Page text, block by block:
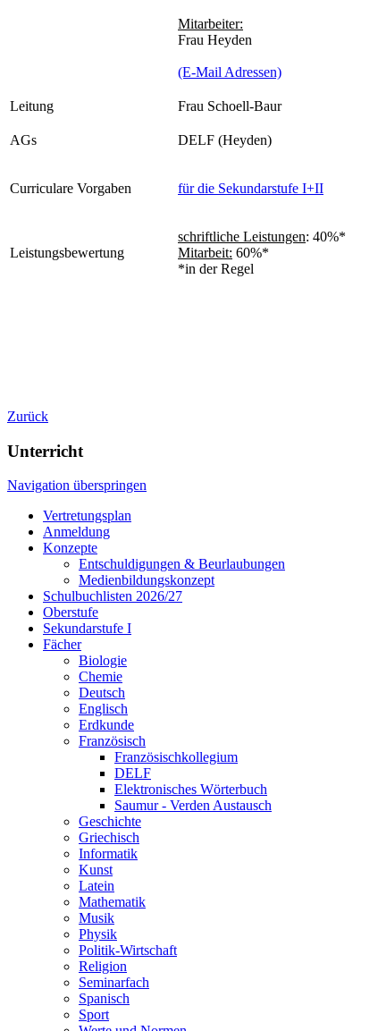
Mitarbeiter:
Frau Heyden
(E-Mail Adressen)
Leitung Frau Schoell-Baur
AGs DELF (Heyden)
Curriculare Vorgaben für die Sekundarstufe I+II
Leistungsbewertung
schriftliche Leistungen: 40%*
Mitarbeit: 60%*
*in der Regel
Zurück
Unterricht
Navigation überspringen
Vertretungsplan
Anmeldung
Konzepte
Entschuldigungen & Beurlaubungen
Medienbildungskonzept
Schulbuchlisten 2026/27
Oberstufe
Sekundarstufe I
Fächer
Biologie
Chemie
Deutsch
Englisch
Erdkunde
Französisch
Französischkollegium
DELF
Elektronisches Wörterbuch
Saumur - Verden Austausch
Geschichte
Griechisch
Informatik
Kunst
Latein
Mathematik
Musik
Physik
Politik-Wirtschaft
Religion
Seminarfach
Spanisch
Sport